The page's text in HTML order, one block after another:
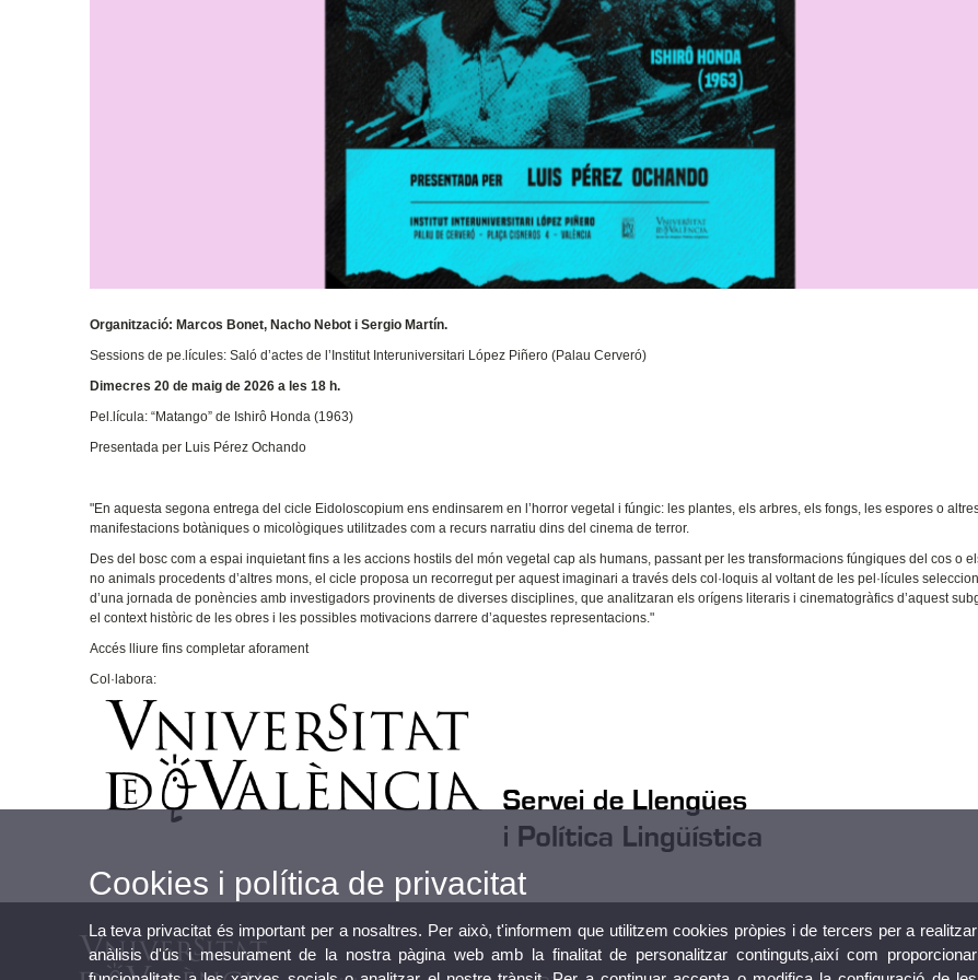
Organització: Marcos Bonet, Nacho Nebot i Sergio Martín.
Sessions de pe.lícules: Saló d’actes de l’Institut Interuniversitari López Piñero (Palau Cerveró)
Dimecres 20 de maig de 2026 a les 18 h.
Pel.lícula: “Matango” de Ishirô Honda (1963)
Presentada per Luis Pérez Ochando
"En aquesta segona entrega del cicle Eidoloscopium ens endinsarem en l’horror vegetal i fúngic: les plantes, els arbres, els fongs, les espores o
manifestacions botàniques o micològiques utilitzades com a recurs narratiu dins del cinema de terror.
Des del bosc com a espai inquietant fins a les accions hostils del món vegetal cap als humans, passant per les transformacions fúngiques del cos o
no animals procedents d’altres mons, el cicle proposa un recorregut per aquest imaginari a través dels col·loquis al voltant de les pel·lícules
d’una jornada de ponències amb investigadors provinents de diverses disciplines, que analitzaran els orígens literaris i cinematogràfics d’aquest
el context històric de les obres i les possibles motivacions darrere d’aquestes representacions."
Accés lliure fins completar aforament
Col·labora:
Cookies i política de privacitat
La teva privacitat és important per a nosaltres. Per això, t'informem que utilitzem cookies pròpies i de tercers per a realitzar
anàlisis d'ús i mesurament de la nostra pàgina web amb la finalitat de personalitzar continguts,així com proporcionar